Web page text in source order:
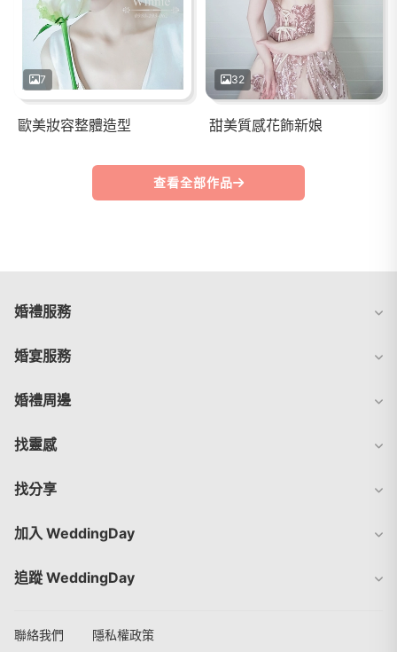
7
歐美妝容整體造型
32
甜美質感花飾新娘
查看全部作品
婚禮服務
婚宴服務
婚禮周邊
找靈感
找分享
加入 WeddingDay
追蹤 WeddingDay
聯絡我們 隱私權政策